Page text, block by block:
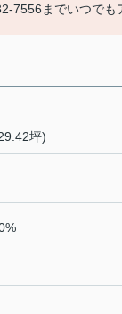
7556までいつでも
坪)